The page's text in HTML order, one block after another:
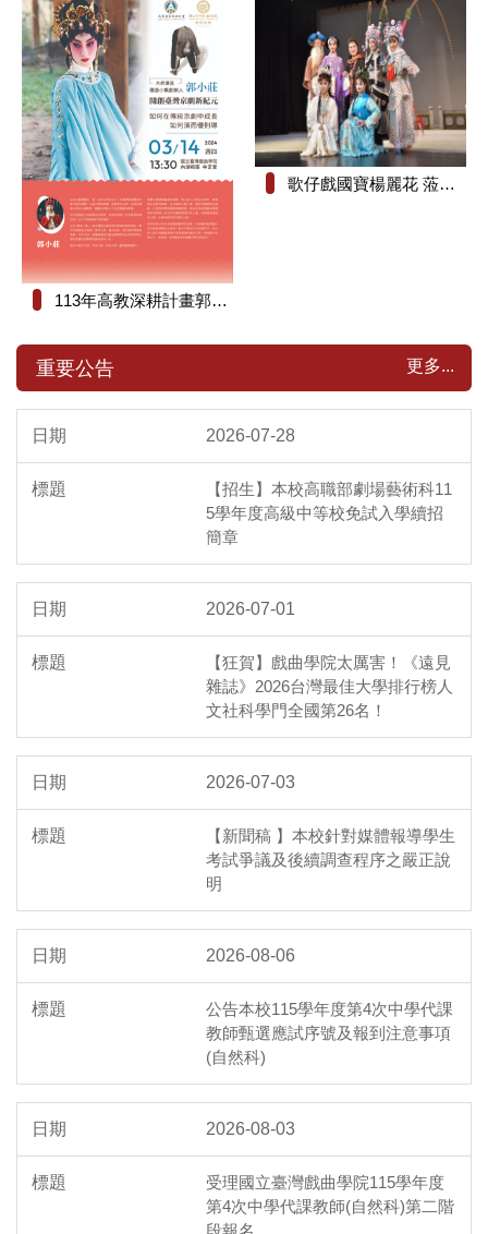
113年高教深耕計畫郭小莊「大師講座」
歌仔戲國寶楊麗花 蒞臨國立臺灣戲曲學院大師講座
重要公告
2026-07-28
【招生】本校高職部劇場藝術科11
5學年度高級中等校免試入學續招
簡章
2026-07-01
【狂賀】戲曲學院太厲害！《遠見
雜誌》2026台灣最佳大學排行榜人
文社科學門全國第26名！
2026-07-03
【新聞稿 】本校針對媒體報導學生
考試爭議及後續調查程序之嚴正說
明
2026-08-06
公告本校115學年度第4次中學代課
教師甄選應試序號及報到注意事項
(自然科)
2026-08-03
受理國立臺灣戲曲學院115學年度
第4次中學代課教師(自然科)第二階
更多...